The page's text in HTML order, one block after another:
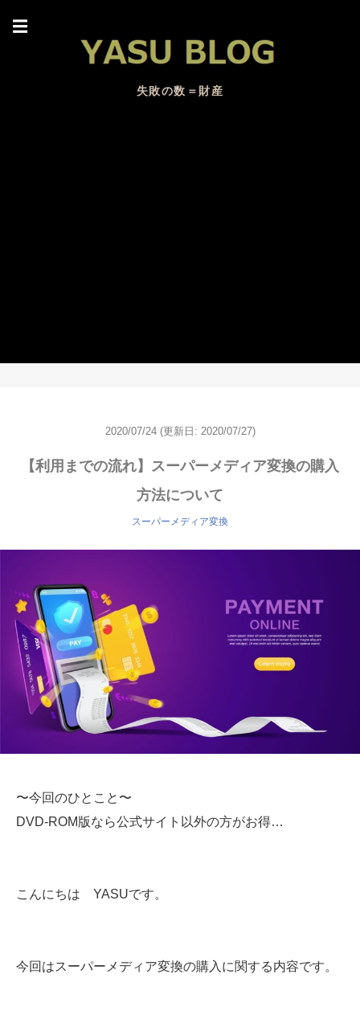
☰
失敗の数＝財産
2020/07/24 (更新日: 2020/07/27)
【利用までの流れ】スーパーメディア変換の購入
方法について
スーパーメディア変換
〜今回のひとこと〜
DVD-ROM版なら公式サイト以外の方がお得…
こんにちは YASUです。
今回はスーパーメディア変換の購入に関する内容です。